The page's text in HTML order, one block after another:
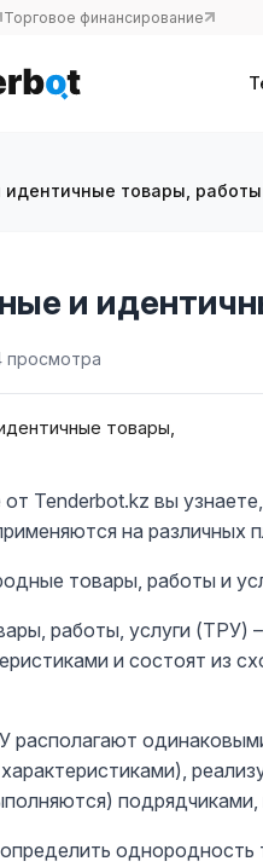
Торговое финансирование
товары, работы
и
просмотра
Tenderbot.kz вы
на различных
товары, работы и
работы, услуги (ТРУ)
и состоят из
однородность